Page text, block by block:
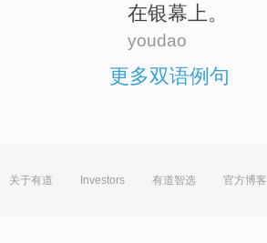
在银幕上。
youdao
更多双语例句
关于有道 Investors 有道智选 官方博客